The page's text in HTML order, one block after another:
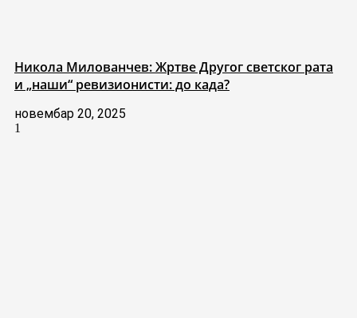
Никола Милованчев: Жртве Другог светског рата
и „наши“ ревизионисти: до када?
новембар 20, 2025